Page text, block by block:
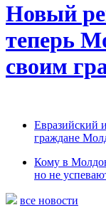
Новый
теперь
своим
Евразийский
граждане
Кому в
но не
все новости